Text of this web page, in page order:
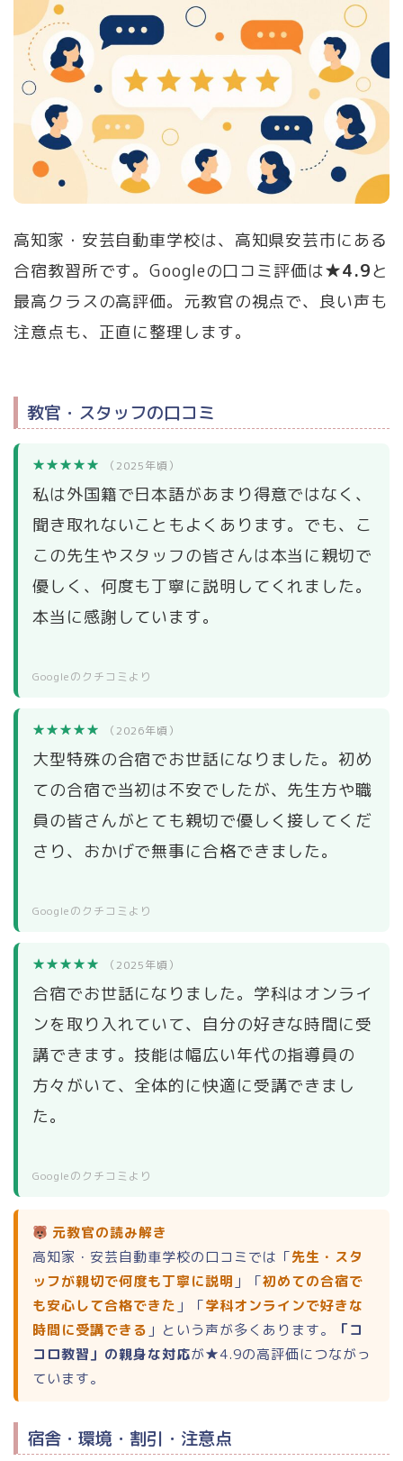
高知家・安芸自動車学校は、高知県安芸市にある
合宿教習所です。Googleの口コミ評価は★4.9と
最高クラスの高評価。元教官の視点で、良い声も
注意点も、正直に整理します。
教官・スタッフの口コミ
★★★★★ （2025年頃）
私は外国籍で日本語があまり得意ではなく、
聞き取れないこともよくあります。でも、こ
この先生やスタッフの皆さんは本当に親切で
優しく、何度も丁寧に説明してくれました。
本当に感謝しています。
Googleのクチコミより
★★★★★ （2026年頃）
大型特殊の合宿でお世話になりました。初め
ての合宿で当初は不安でしたが、先生方や職
員の皆さんがとても親切で優しく接してくだ
さり、おかげで無事に合格できました。
Googleのクチコミより
★★★★★ （2025年頃）
合宿でお世話になりました。学科はオンライ
ンを取り入れていて、自分の好きな時間に受
講できます。技能は幅広い年代の指導員の
方々がいて、全体的に快適に受講できまし
た。
Googleのクチコミより
元教官の読み解き
高知家・安芸自動車学校の口コミでは「先生・スタ
ッフが親切で何度も丁寧に説明 」「初めての合宿で
も安心して合格できた 」「学科オンラインで好きな
時間に受講できる 」という声が多くあります。
「コ
コロ教習」の親身な対応が★4.9の高評価につながっ
ています。
宿舎・環境・割引・注意点